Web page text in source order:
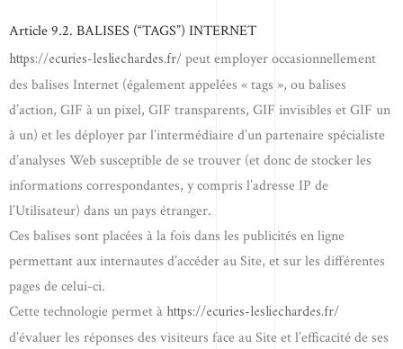
Article 9.2. BALISES (“TAGS”) INTERNET
https://ecuries-lesliechardes.fr/peut employer occasionnellement
des balises Internet (également appelées « tags », ou balises
d’action, GIF à un pixel, GIF transparents, GIF invisibles et GIF un
à un) et les déployer par l’intermédiaire d’un partenaire spécialiste
d’analyses Web susceptible de se trouver (et donc de stocker les
informations correspondantes, y compris l’adresse IP de
l’Utilisateur) dans un pays étranger.
Ces balises sont placées à la fois dans les publicités en ligne
permettant aux internautes d’accéder au Site, et sur les différentes
pages de celui-ci.
Cette technologie permet à https://ecuries-lesliechardes.fr/
d’évaluer les réponses des visiteurs face au Site et l’efficacité de ses